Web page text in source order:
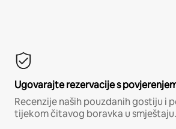
Ugovarajte rezervacije s
Recenzije naših pouzdanih gostiju i
tijekom čitavog boravka u smještaju.